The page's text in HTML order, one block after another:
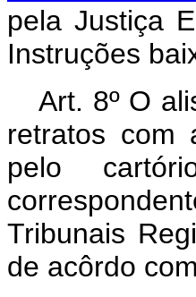
pela Justiça
Instruções
Art. 8º O
retratos com
pelo
Tribunais
de acôrdo